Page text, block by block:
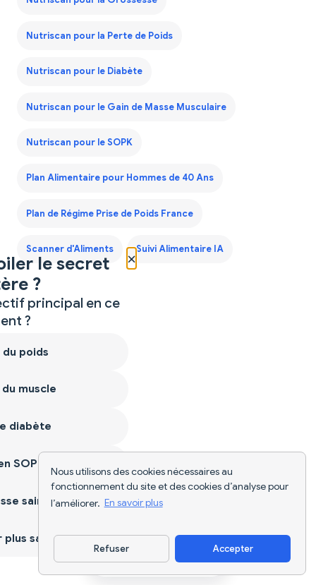
Nous utilisons des cookies nécessaires au
fonctionnement du site et des cookies d’analyse pour
l’améliorer. En savoir plus
Refuser Accepter
Nutriscan pour la Perte de Poids
Nutriscan pour le Diabète
Nutriscan pour le Gain de Masse Musculaire
Nutriscan pour le SOPK
Plan Alimentaire pour Hommes de 40 Ans
Plan de Régime Prise de Poids France
Scanner d'Aliments Suivi Alimentaire IA
Télécharger l'appli
×
le secret
?
principal en ce
?
poids
muscle
diabète
SOPK
saine
sain